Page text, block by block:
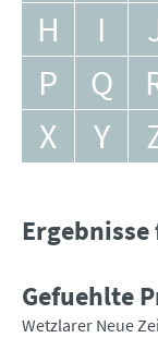
H
I
P
Q
X
Y
Gefuehlte
Wetzlarer Neue